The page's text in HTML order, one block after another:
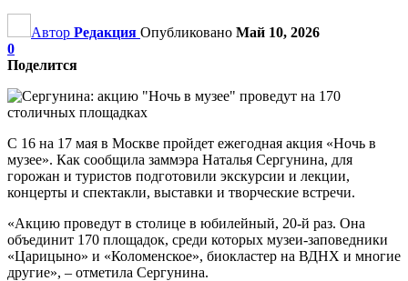
Автор Редакция Опубликовано Май 10, 2026
0
Поделится
С 16 на 17 мая в Москве пройдет ежегодная акция «Ночь в
музее». Как сообщила заммэра Наталья Сергунина, для
горожан и туристов подготовили экскурсии и лекции,
концерты и спектакли, выставки и творческие встречи.
«Акцию проведут в столице в юбилейный, 20-й раз. Она
объединит 170 площадок, среди которых музеи-заповедники
«Царицыно» и «Коломенское», биокластер на ВДНХ и многие
другие», – отметила Сергунина.